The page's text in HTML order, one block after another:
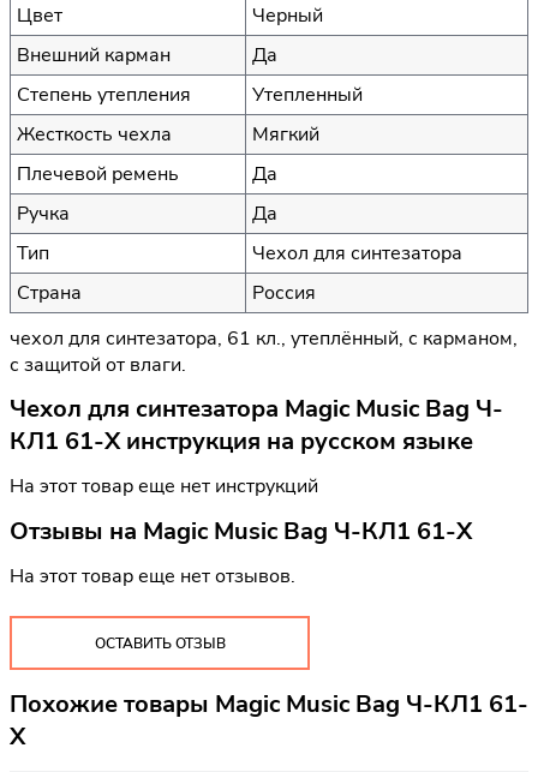
Цвет
Черный
Внешний карман
Да
Степень утепления
Утепленный
Жесткость чехла
Мягкий
Плечевой ремень
Да
Ручка
Да
Тип
Чехол для синтезатора
Страна
Россия
чехол для синтезатора, 61 кл., утеплённый, с карманом,
с защитой от влаги.
Чехол для синтезатора Magic Music Bag Ч-
КЛ1 61-Х инструкция на русском языке
На этот товар еще нет инструкций
Отзывы на Magic Music Bag Ч-КЛ1 61-Х
На этот товар еще нет отзывов.
ОСТАВИТЬ ОТЗЫВ
Похожие товары Magic Music Bag Ч-КЛ1 61-
Х